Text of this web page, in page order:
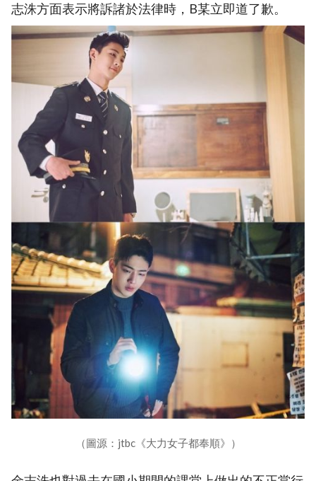
志洙方面表示將訴諸於法律時，B某立即道了歉。
（圖源：jtbc《大力女子都奉順》）